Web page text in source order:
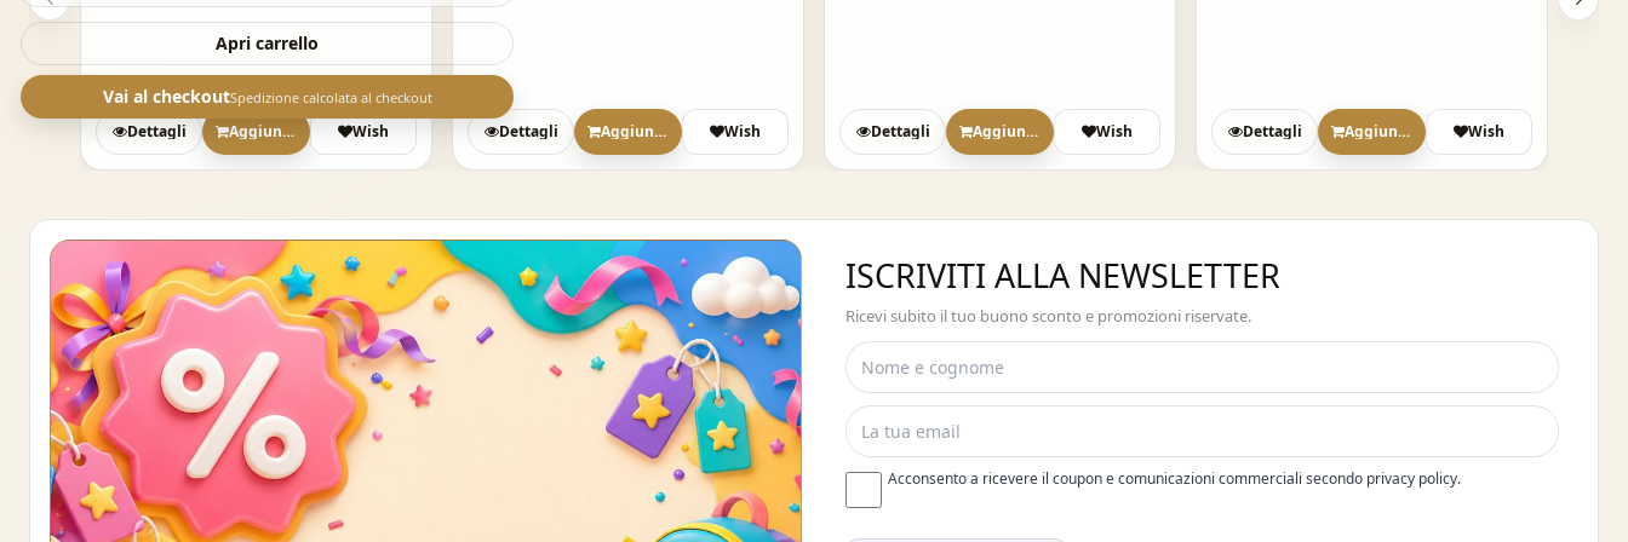
Apri carrello
Vai al checkoutSpedizione calcolata al checkout
Dettagli Aggiungi Wish Dettagli Aggiungi Wish Dettagli Aggiungi Wish Dettagli Aggiungi Wish
ISCRIVITI ALLA NEWSLETTER
Ricevi subito il tuo buono sconto e promozioni riservate.
Acconsento a ricevere il coupon e comunicazioni commerciali secondo privacy policy.